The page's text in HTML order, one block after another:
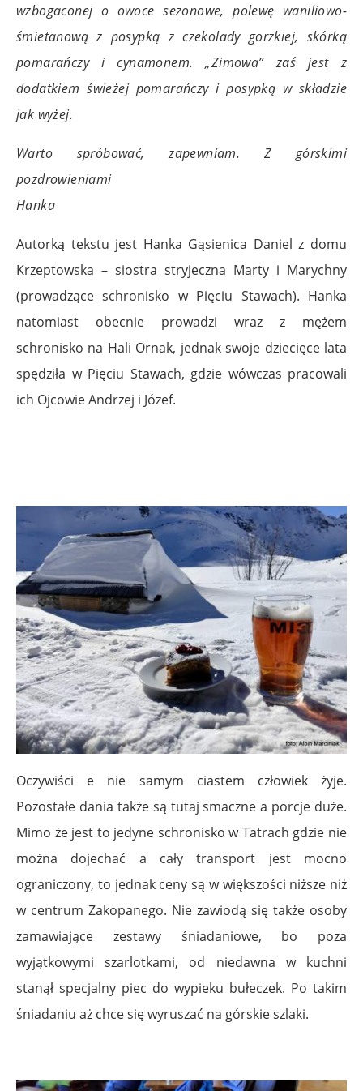
wzbogaconej o owoce sezonowe, polewę waniliowo-
śmietanową z posypką z czekolady gorzkiej, skórką
pomarańczy i cynamonem. „Zimowa” zaś jest z
dodatkiem świeżej pomarańczy i posypką w składzie
jak wyżej.
Warto spróbować, zapewniam. Z górskimi
pozdrowieniami
Hanka
Autorką tekstu jest Hanka Gąsienica Daniel z domu
Krzeptowska – siostra stryjeczna Marty i Marychny
(prowadzące schronisko w Pięciu Stawach). Hanka
natomiast obecnie prowadzi wraz z mężem
schronisko na Hali Ornak, jednak swoje dziecięce lata
spędziła w Pięciu Stawach, gdzie wówczas pracowali
ich Ojcowie Andrzej i Józef.
Oczywiści e nie samym ciastem człowiek żyje.
Pozostałe dania także są tutaj smaczne a porcje duże.
Mimo że jest to jedyne schronisko w Tatrach gdzie nie
można dojechać a cały transport jest mocno
ograniczony, to jednak ceny są w większości niższe niż
w centrum Zakopanego. Nie zawiodą się także osoby
zamawiające zestawy śniadaniowe, bo poza
wyjątkowymi szarlotkami, od niedawna w kuchni
stanął specjalny piec do wypieku bułeczek. Po takim
śniadaniu aż chce się wyruszać na górskie szlaki.